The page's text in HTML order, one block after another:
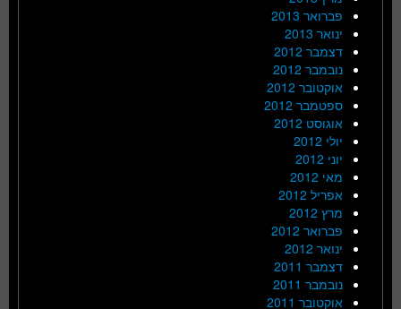
פברואר 2013
ינואר 2013
דצמבר 2012
נובמבר 2012
אוקטובר 2012
ספטמבר 2012
אוגוסט 2012
יולי 2012
יוני 2012
מאי 2012
אפריל 2012
מרץ 2012
פברואר 2012
ינואר 2012
דצמבר 2011
נובמבר 2011
אוקטובר 2011